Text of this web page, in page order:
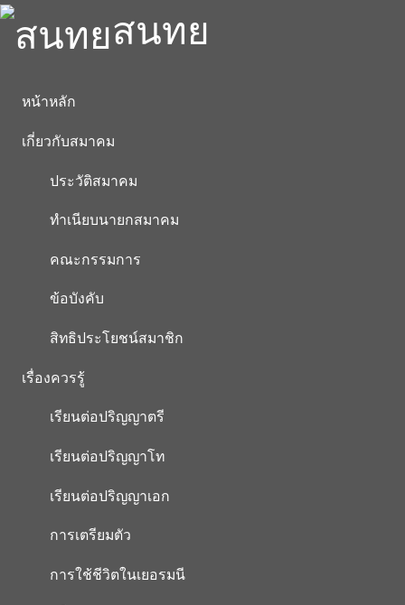
สนทย
หน้าหลัก
เกี่ยวกับสมาคม
ประวัติสมาคม
ทำเนียบนายกสมาคม
คณะกรรมการ
ข้อบังคับ
สิทธิประโยชน์สมาชิก
เรื่องควรรู้
เรียนต่อปริญญาตรี
เรียนต่อปริญญาโท
เรียนต่อปริญญาเอก
การเตรียมตัว
การใช้ชีวิตในเยอรมนี